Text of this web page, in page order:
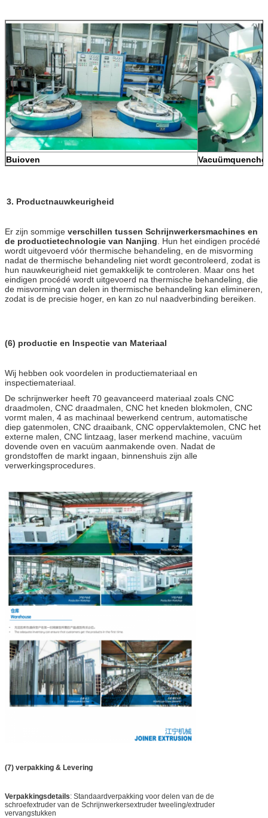
Buioven
3. Productnauwkeurigheid
Er zijn sommige verschillen tussen Schrijnwerkersmachines en
de productietechnologie van Nanjing . Hun het eindigen procédé
wordt uitgevoerd vóór thermische behandeling, en de misvorming
nadat de thermische behandeling niet wordt gecontroleerd, zodat is
hun nauwkeurigheid niet gemakkelijk te controleren. Maar ons het
eindigen procédé wordt uitgevoerd na thermische behandeling, die
de misvorming van delen in thermische behandeling kan elimineren,
zodat is de precisie hoger, en kan zo nul naadverbinding bereiken.
(6) productie en Inspectie van Materiaal
Wij hebben ook voordelen in productiemateriaal en
inspectiemateriaal.
De schrijnwerker heeft 70 geavanceerd materiaal zoals CNC
draadmolen, CNC draadmalen, CNC het kneden blokmolen, CNC
vormt malen, 4 as machinaal bewerkend centrum, automatische
diep gatenmolen, CNC draaibank, CNC oppervlaktemolen, CNC het
externe malen, CNC lintzaag, laser merkend machine, vacuüm
dovende oven en vacuüm aanmakende oven. Nadat de
grondstoffen de markt ingaan, binnenshuis zijn alle
verwerkingsprocedures.
(7) verpakking & Levering
Verpakkingsdetails: Standaardverpakking voor delen van de de
schroefextruder van de Schrijnwerkersextruder tweeling/extruder
vervangstukken